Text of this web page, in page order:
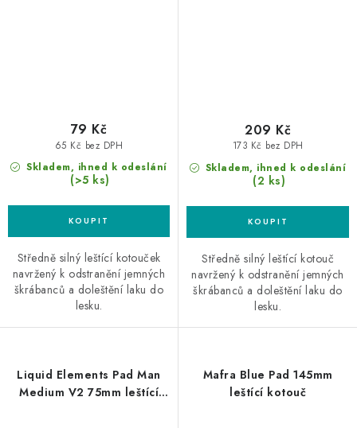
Skladem, ihned k odeslání
(>5 ks)
65 Kč bez DPH
79 Kč
Středně silný leštící kotouček
navržený k odstranění jemných
škrábanců a doleštění laku do
lesku.
Skladem, ihned k odeslání
(2 ks)
173 Kč bez DPH
209 Kč
Středně silný leštící kotouč
navržený k odstranění jemných
škrábanců a doleštění laku do
lesku.
Liquid Elements Pad Man
Medium V2 75mm leštící
Mafra Blue Pad 145mm
leštící kotouč